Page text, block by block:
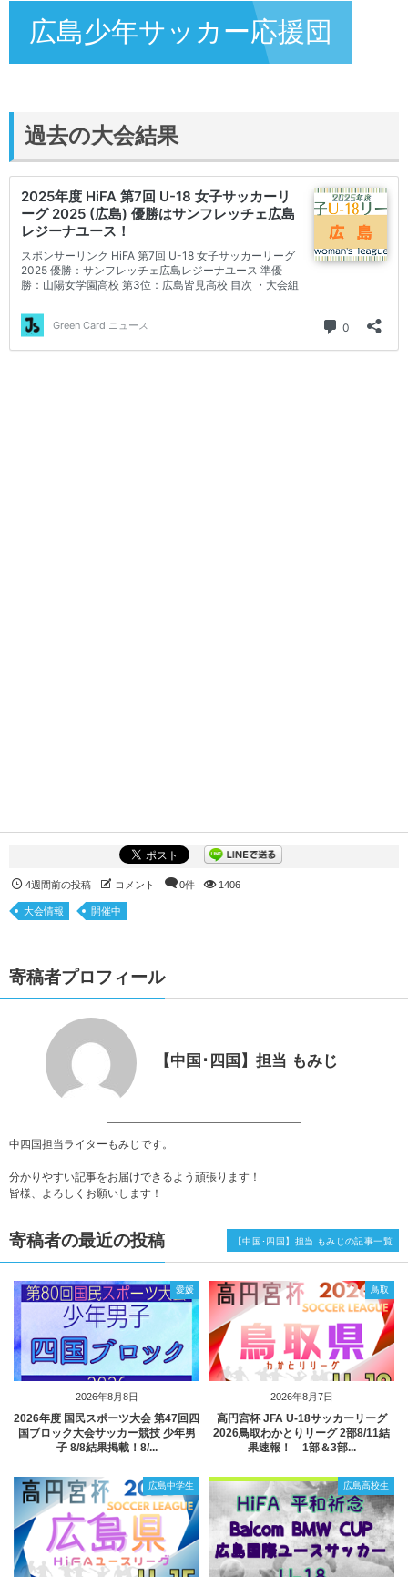
広島少年サッカー応援団
過去の大会結果
4週間前の投稿 コメント 0件 1406
大会情報 開催中
寄稿者プロフィール
【中国･四国】担当 もみじ
中四国担当ライターもみじです。
分かりやすい記事をお届けできるよう頑張ります！
皆様、よろしくお願いします！
寄稿者の最近の投稿
2026年8月8日
愛媛
2026年度 国民スポーツ大会 第47回四
国ブロック大会サッカー競技 少年男
子 8/8結果掲載！8/...
2026年8月7日
鳥取
高円宮杯 JFA U-18サッカーリーグ
2026鳥取わかとりリーグ 2部8/11結
果速報！ 1部＆3部...
広島中学生 広島高校生
【中国･四国】担当 もみじの記事一覧